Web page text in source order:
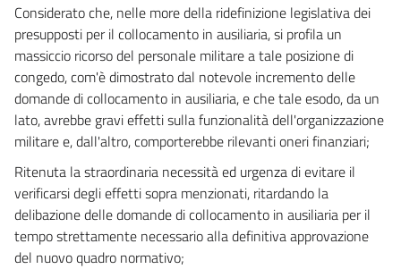
Considerato che, nelle more della ridefinizione legislativa dei
presupposti per il collocamento in ausiliaria, si profila un
massiccio ricorso del personale militare a tale posizione di
congedo, com'è dimostrato dal notevole incremento delle
domande di collocamento in ausiliaria, e che tale esodo, da un
lato, avrebbe gravi effetti sulla funzionalità dell'organizzazione
militare e, dall'altro, comporterebbe rilevanti oneri finanziari;
Ritenuta la straordinaria necessità ed urgenza di evitare il
verificarsi degli effetti sopra menzionati, ritardando la
delibazione delle domande di collocamento in ausiliaria per il
tempo strettamente necessario alla definitiva approvazione
del nuovo quadro normativo;